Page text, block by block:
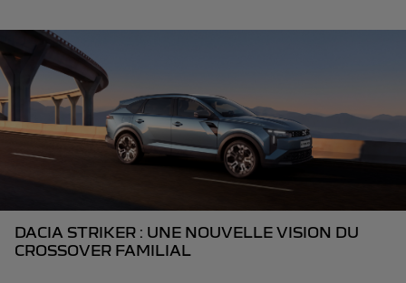
DACIA STRIKER : UNE NOUVELLE VISION DU
CROSSOVER FAMILIAL